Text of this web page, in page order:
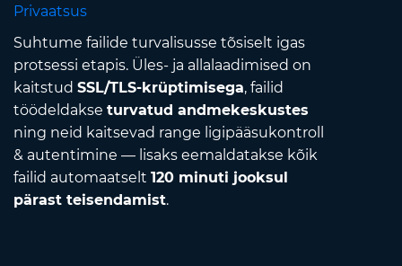
Privaatsus
Suhtume failide turvalisusse tõsiselt igas
protsessi etapis. Üles- ja allalaadimised on
kaitstud SSL/TLS-krüptimisega, failid
töödeldakse turvatud andmekeskustes
ning neid kaitsevad range ligipääsukontroll
& autentimine — lisaks eemaldatakse kõik
failid automaatselt 120 minuti jooksul
pärast teisendamist.